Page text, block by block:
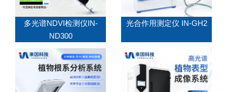
多光谱NDVI检测仪IN-
ND300
光合作用测定仪 IN-GH2